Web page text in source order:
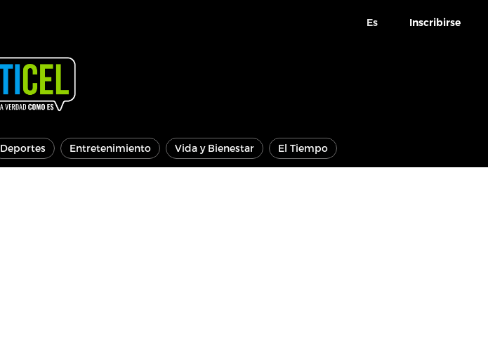
Es Inscribirse
Deportes Entretenimiento Vida y Bienestar El Tiempo